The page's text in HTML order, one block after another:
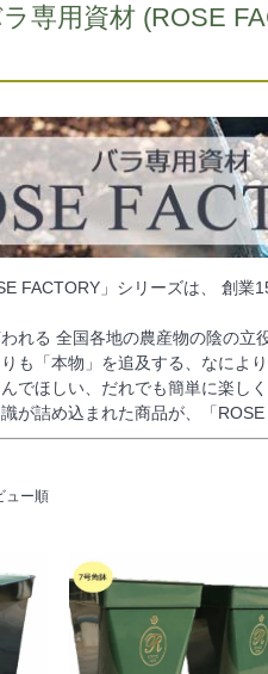
専用資材 (ROSE
FACTORY」シリーズは、 創
れる 全国各地の農産物の陰の立役
も「本物」を追及する、なによ
でほしい、だれでも簡単に楽し
が詰め込まれた商品が、「ROSE
ュー順